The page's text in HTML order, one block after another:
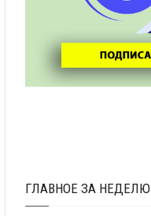
ГЛАВНОЕ ЗА НЕДЕЛЮ